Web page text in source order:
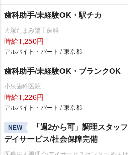
歯科助手/未経験OK・駅チカ
大塚たまみ矯正歯科
時給1,250円
アルバイト・パート / 東京都
歯科助手/未経験OK・ブランクOK
小泉歯科医院
時給1,226円
アルバイト・パート / 東京都
NEW
「週2から可」調理スタッ
デイサービス/社会保障完備